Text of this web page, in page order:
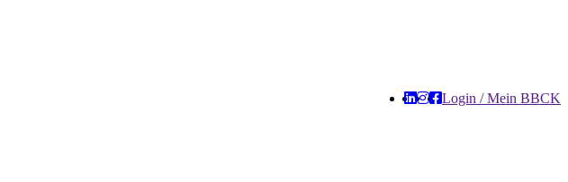
Login / Mein BBCK